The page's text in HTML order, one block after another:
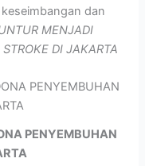
dan
MENJADI
DI JAKARTA
PENYEMBUHAN